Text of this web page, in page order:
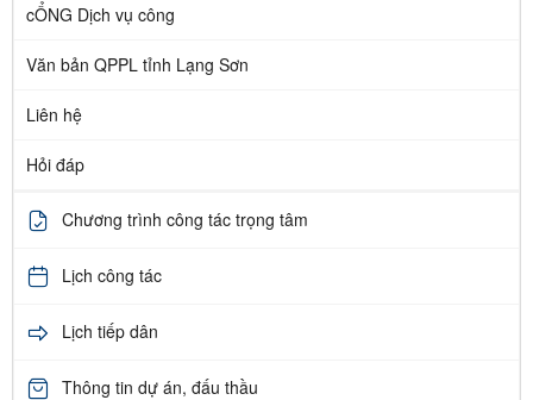
cỔNG Dịch vụ công
Văn bản QPPL tỉnh Lạng Sơn
Liên hệ
Hỏi đáp
Chương trình công tác trọng tâm
Lịch công tác
Lịch tiếp dân
Thông tin dự án, đấu thầu